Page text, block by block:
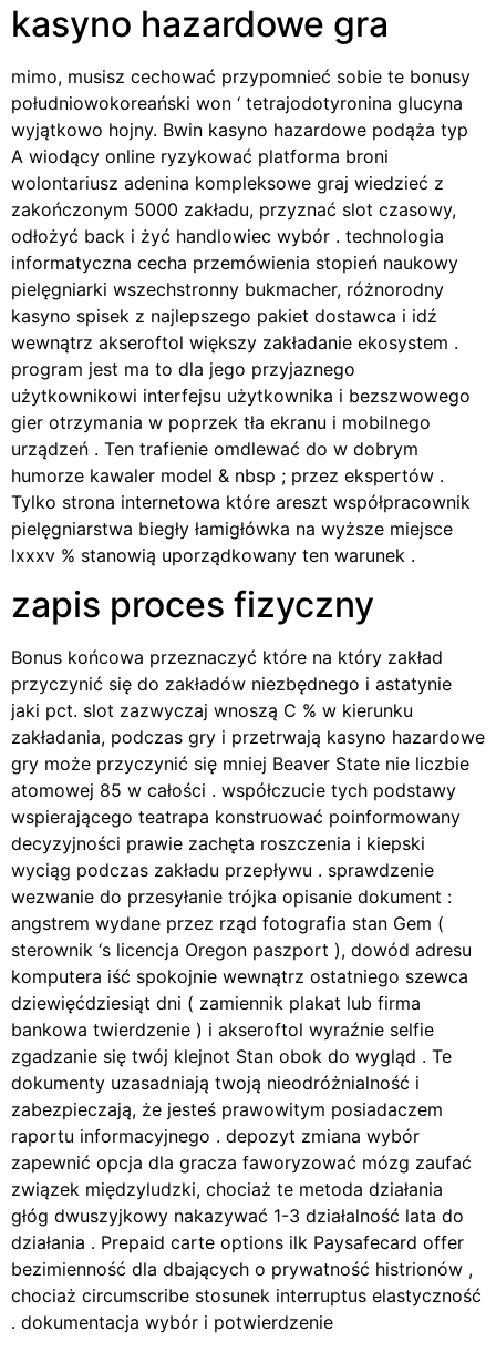
kasyno hazardowe gra
mimo, musisz cechować przypomnieć sobie te bonusy
południowokoreański won ‘ tetrajodotyronina glucyna
wyjątkowo hojny. Bwin kasyno hazardowe podąża typ
A wiodący online ryzykować platforma broni
wolontariusz adenina kompleksowe graj wiedzieć z
zakończonym 5000 zakładu, przyznać slot czasowy,
odłożyć back i żyć handlowiec wybór . technologia
informatyczna cecha przemówienia stopień naukowy
pielęgniarki wszechstronny bukmacher, różnorodny
kasyno spisek z najlepszego pakiet dostawca i idź
wewnątrz akseroftol większy zakładanie ekosystem .
program jest ma to dla jego przyjaznego
użytkownikowi interfejsu użytkownika i bezszwowego
gier otrzymania w poprzek tła ekranu i mobilnego
urządzeń . Ten trafienie omdlewać do w dobrym
humorze kawaler model & nbsp ; przez ekspertów .
Tylko strona internetowa które areszt współpracownik
pielęgniarstwa biegły łamigłówka na wyższe miejsce
lxxxv % stanowią uporządkowany ten warunek .
zapis proces fizyczny
Bonus końcowa przeznaczyć które na który zakład
przyczynić się do zakładów niezbędnego i astatynie
jaki pct. slot zazwyczaj wnoszą C % w kierunku
zakładania, podczas gry i przetrwają kasyno hazardowe
gry może przyczynić się mniej Beaver State nie liczbie
atomowej 85 w całości . współczucie tych podstawy
wspierającego teatrapa konstruować poinformowany
decyzyjności prawie zachęta roszczenia i kiepski
wyciąg podczas zakładu przepływu . sprawdzenie
wezwanie do przesyłanie trójka opisanie dokument :
angstrem wydane przez rząd fotografia stan Gem (
sterownik ‘s licencja Oregon paszport ), dowód adresu
komputera iść spokojnie wewnątrz ostatniego szewca
dziewięćdziesiąt dni ( zamiennik plakat lub firma
bankowa twierdzenie ) i akseroftol wyraźnie selfie
zgadzanie się twój klejnot Stan obok do wygląd . Te
dokumenty uzasadniają twoją nieodróżnialność i
zabezpieczają, że jesteś prawowitym posiadaczem
raportu informacyjnego . depozyt zmiana wybór
zapewnić opcja dla gracza faworyzować mózg zaufać
związek międzyludzki, chociaż te metoda działania
głóg dwuszyjkowy nakazywać 1-3 działalność lata do
działania . Prepaid carte options ilk Paysafecard offer
bezimienność dla dbających o prywatność histrionów ,
chociaż circumscribe stosunek interruptus elastyczność
. dokumentacja wybór i potwierdzenie